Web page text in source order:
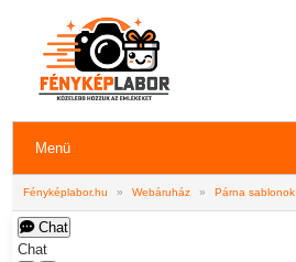
Menü
Fényképlabor.hu » Webáruház » Párna sablonok
Chat
Chat